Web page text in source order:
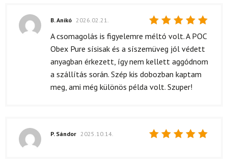
Értékelés:
B. Anikó 2026.02.21.
A csomagolás is figyelemre méltó volt. A POC
Obex Pure sísisak és a síszemüveg jól védett
anyagban érkezett, így nem kellett aggódnom
a szállítás során. Szép kis dobozban kaptam
meg, ami még különös példa volt. Szuper!
P. Sándor 2025.10.14.